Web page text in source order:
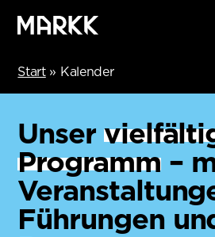
Start» Kalender
Unser
Programm–
Führungen